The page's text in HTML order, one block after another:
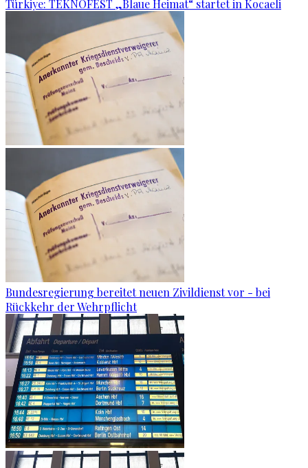
Türkiye: TEKNOFEST „Blaue Heimat“ startet in Kocaeli
Bundesregierung bereitet neuen Zivildienst vor - bei
Rückkehr der Wehrpflicht